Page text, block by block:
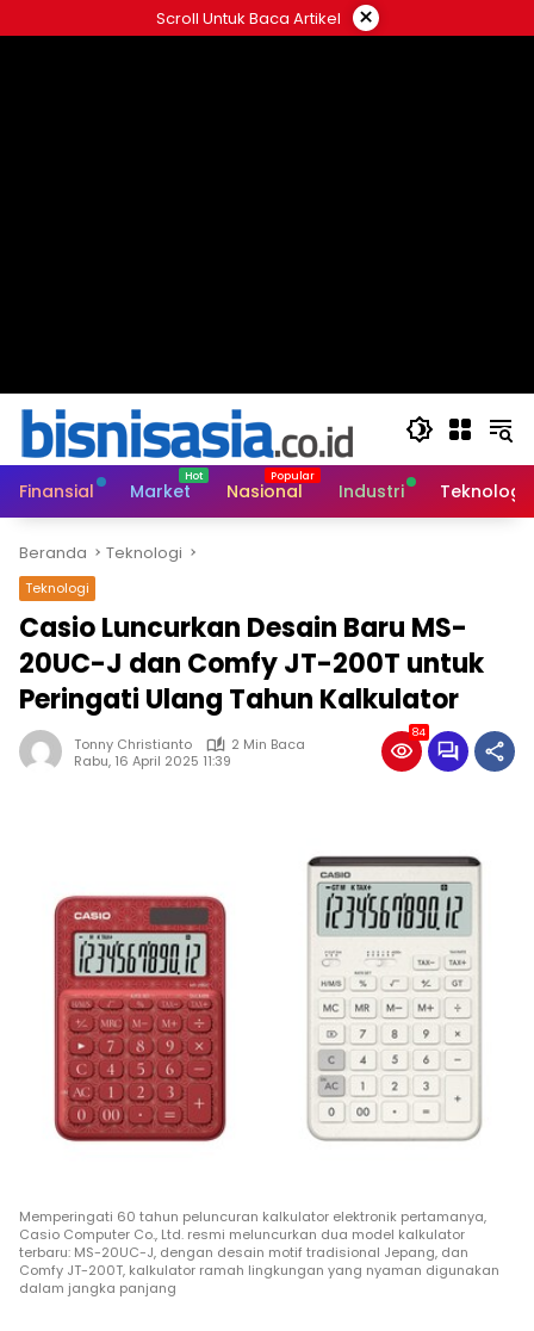
ke
Scroll Untuk Baca Artikel ×
Finansial Market Nasional Industri Teknologi
Beranda Teknologi
Teknologi
Casio Luncurkan Desain Baru MS-
20UC-J dan Comfy JT-200T untuk
Peringati Ulang Tahun Kalkulator
Tonny Christianto
2 Min Baca
Rabu, 16 April 2025 11:39
84
Memperingati 60 tahun peluncuran kalkulator elektronik pertamanya,
Casio Computer Co., Ltd. resmi meluncurkan dua model kalkulator
terbaru: MS-20UC-J, dengan desain motif tradisional Jepang, dan
Comfy JT-200T, kalkulator ramah lingkungan yang nyaman digunakan
dalam jangka panjang